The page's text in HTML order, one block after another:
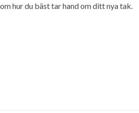
hur du bäst tar hand om ditt nya tak.